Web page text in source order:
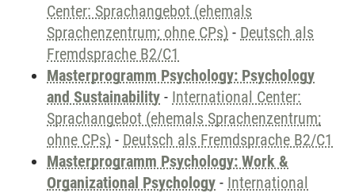
Center: Sprachangebot (ehemals
Sprachenzentrum; ohne CPs) - Deutsch als
Fremdsprache B2/C1
Masterprogramm Psychology: Psychology
and Sustainability - International Center:
Sprachangebot (ehemals Sprachenzentrum;
ohne CPs) - Deutsch als Fremdsprache B2/C1
Masterprogramm Psychology: Work &
Organizational Psychology - International